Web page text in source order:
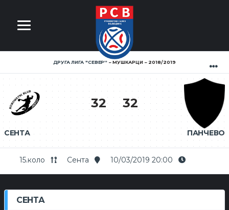
ДРУГА ЛИГА ''СЕВЕР'' МУШКАРЦИ 2018/2019
СЕНТА
32
ПАНЧЕВО
32
15.коло Сента 10/03/2019 20:00
СЕНТА